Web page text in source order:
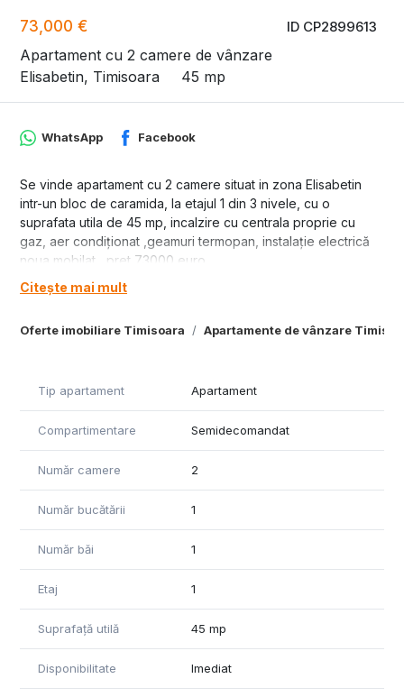
ID CP2899613
73,000 €
Apartament cu 2 camere de vânzare
Elisabetin, Timisoara
45 mp
Oferte imobiliare Timisoara Apartamente de vânzare
WhatsApp Facebook
Se vinde apartament cu 2 camere situat in zona Elisabetin
intr-un bloc de caramida, la etajul 1 din 3 nivele, cu o
suprafata utila de 45 mp, incalzire cu centrala proprie cu
gaz, aer condiționat ,geamuri termopan, instalație electrică
noua mobilat , pret 73000 euro.
Citește mai mult
Tip apartament Apartament
Compartimentare Semidecomandat
Număr camere 2
Număr bucătării 1
Număr băi 1
Etaj 1
Suprafață utilă 45 mp
Disponibilitate Imediat